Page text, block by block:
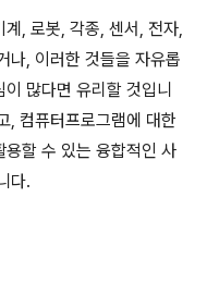
, 로봇, 각종, 센서, 전자,
나, 이러한 것들을 자유롭
많다면 유리할 것입니
, 컴퓨터프로그램에 대한
할 수 있는 융합적인 사
다.